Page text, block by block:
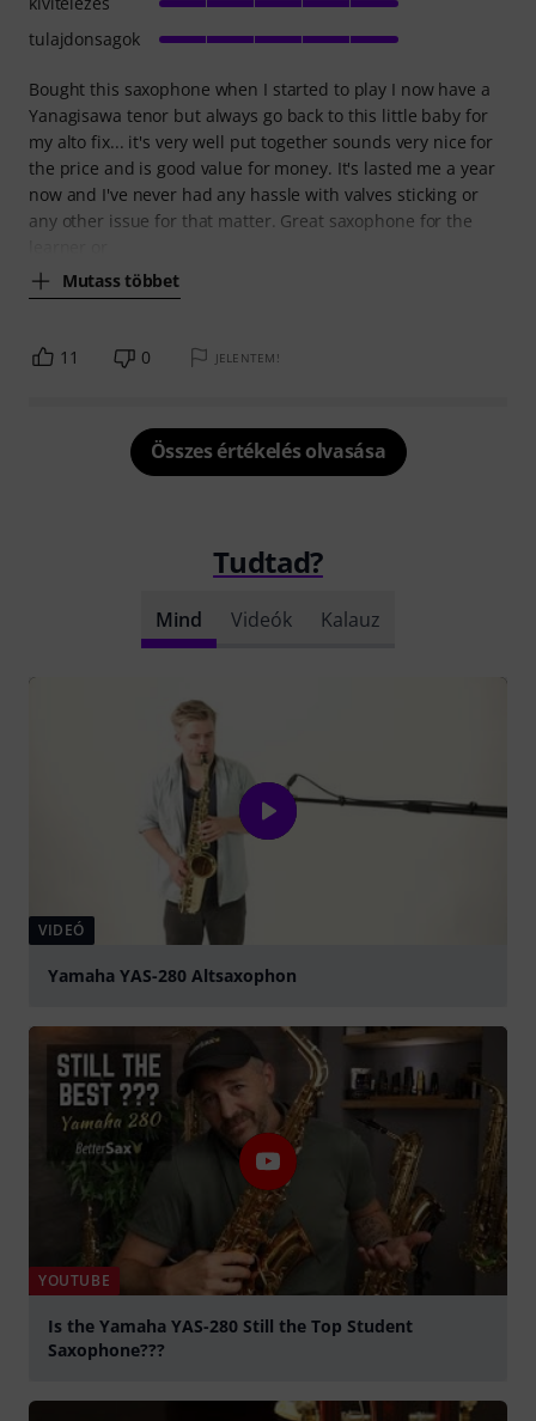
Bought this saxophone when I started to play I now have a
Yanagisawa tenor but always go back to this little baby for
my alto fix... it's very well put together sounds very nice for
the price and is good value for money. It's lasted me a year
now and I've never had any hassle with valves sticking or
any other issue for that matter. Great saxophone for the
Mutass többet
tulajdonsagok
11 0 JELENTEM!
Összes értékelés olvasása
Tudtad?
Mind Videók Kalauz
VIDEÓ
Yamaha YAS-280 Altsaxophon
YOUTUBE
Is the Yamaha YAS-280 Still the Top Student
Saxophone???